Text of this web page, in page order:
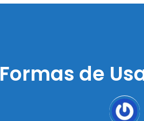
Formas de